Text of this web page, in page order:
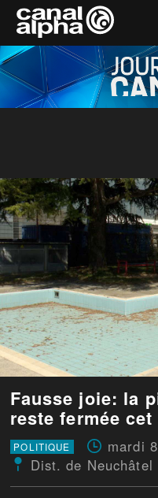
Fausse joie: la
reste fermée cet
POLITIQUE mardi
Dist. de Neuchâtel